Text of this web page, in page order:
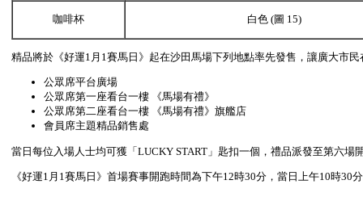
咖啡杯 白色 (圖 15)
精品將於《好運1月1賽馬日》起在沙田馬場下列地點率先發售，讓廣大市
公眾席平台廣場
公眾席第一座看台一樓 《馬場有禮》
公眾席第二座看台一樓 《馬場有禮》旗艦店
會員席主題精品銷售處
當日每位入場人士均可獲「LUCKY START」匙扣一個，禮品派發至第六場
《好運1月1賽馬日》首場賽事開跑時間為下午12時30分，當日上午10時30